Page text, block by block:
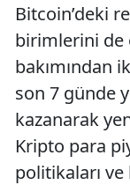
Bitcoin’deki
birimlerini de
bakımından
son 7 günde
kazanarak
Kripto para
politikaları